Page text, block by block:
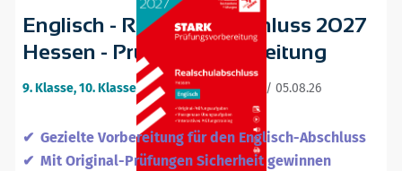
Englisch - Realschulabschluss 2027
Hessen - Prüfungsvorbereitung
9. Klasse, 10. Klasse•23. ergänzte Auflage / 05.08.26
Gezielte Vorbereitung für den Englisch-Abschluss
Mit Original-Prüfungen Sicherheit gewinnen